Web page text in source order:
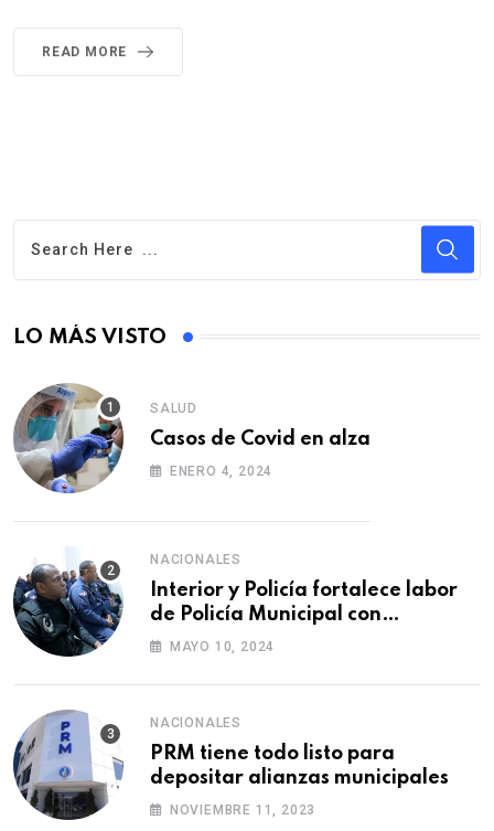
READ MORE
LO MÁS VISTO
SALUD
Casos de Covid en alza
ENERO 4, 2024
NACIONALES
Interior y Policía fortalece labor
de Policía Municipal con
formación de agentes
MAYO 10, 2024
NACIONALES
PRM tiene todo listo para
depositar alianzas municipales
NOVIEMBRE 11, 2023